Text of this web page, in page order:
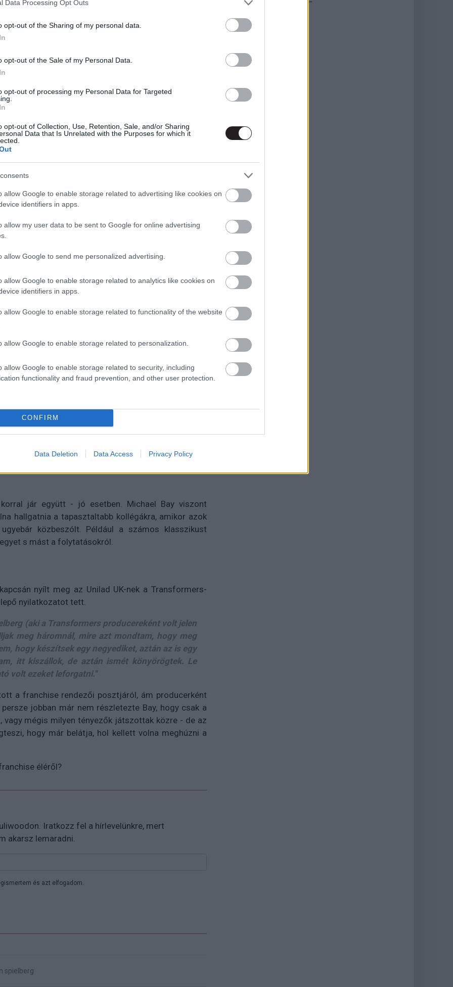
Data Processing Opt Outs
opt-out of the Sharing of my personal data.
opt-out of the Sale of my Personal Data.
opt-out of processing my Personal Data for Targeted
opt-out of Collection, Use, Retention, Sale, and/or Sharing
Data that Is Unrelated with the Purposes for which it
allow Google to enable storage related to advertising like cookies on
identifiers in apps.
allow my user data to be sent to Google for online advertising
allow Google to send me personalized advertising.
allow Google to enable storage related to analytics like cookies on
identifiers in apps.
allow Google to enable storage related to functionality of the website
allow Google to enable storage related to personalization.
allow Google to enable storage related to security, including
functionality and fraud prevention, and other user protection.
CONFIRM
Data Deletion Data Access Privacy Policy
Iratkozz fel a hírlevelünkre, mert
akarsz lemaradni.
#iola evans
meg Steven
a harmadik Transformers-film után már
jár együtt - jó esetben. Michael Bay viszont
hallgatnia a tapasztaltabb kollégákra, amikor azok
közbeszólt. Például a számos klasszikust
s mást a folytatásokról.
nyílt meg az Unilad UK-nek a Transformers-
nyilatkozatot tett.
(aki a Transformers producereként volt jelen
meg háromnál, mire azt mondtam, hogy meg
hogy készítsek egy negyediket, aztán az is egy
itt kiszállok, de aztán ismét könyörögtek. Le
volt ezeket leforgatni."
a franchise rendezői posztjáról, ám producerként
jobban már nem részletezte Bay, hogy csak a
mégis milyen tényezők játszottak közre - de az
hogy már belátja, hol kellett volna meghúzni a
éléről?
Iratkozz fel a hírlevelünkre, mert
akarsz lemaradni.
és azt elfogadom.
spielberg